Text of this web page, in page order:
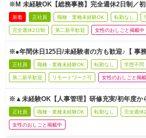
※M 未経験OK【総務事務】完全週休2日制／
新着 正社員 職種・業種未経験OK 転勤なし
完全週休2日制 第二新卒歓迎 女性のおしごと掲載中
※●年間休日125日/未経験者の方も歓迎♪【 事務
正社員 職種・業種未経験OK 転勤なし 学歴不問
第二新卒歓迎 リモートワーク可 女性のおしごと掲
※▲未経験OK【人事管理】研修充実/初年度か
正社員 職種・業種未経験OK 転勤なし 完全週休
女性のおしごと掲載中